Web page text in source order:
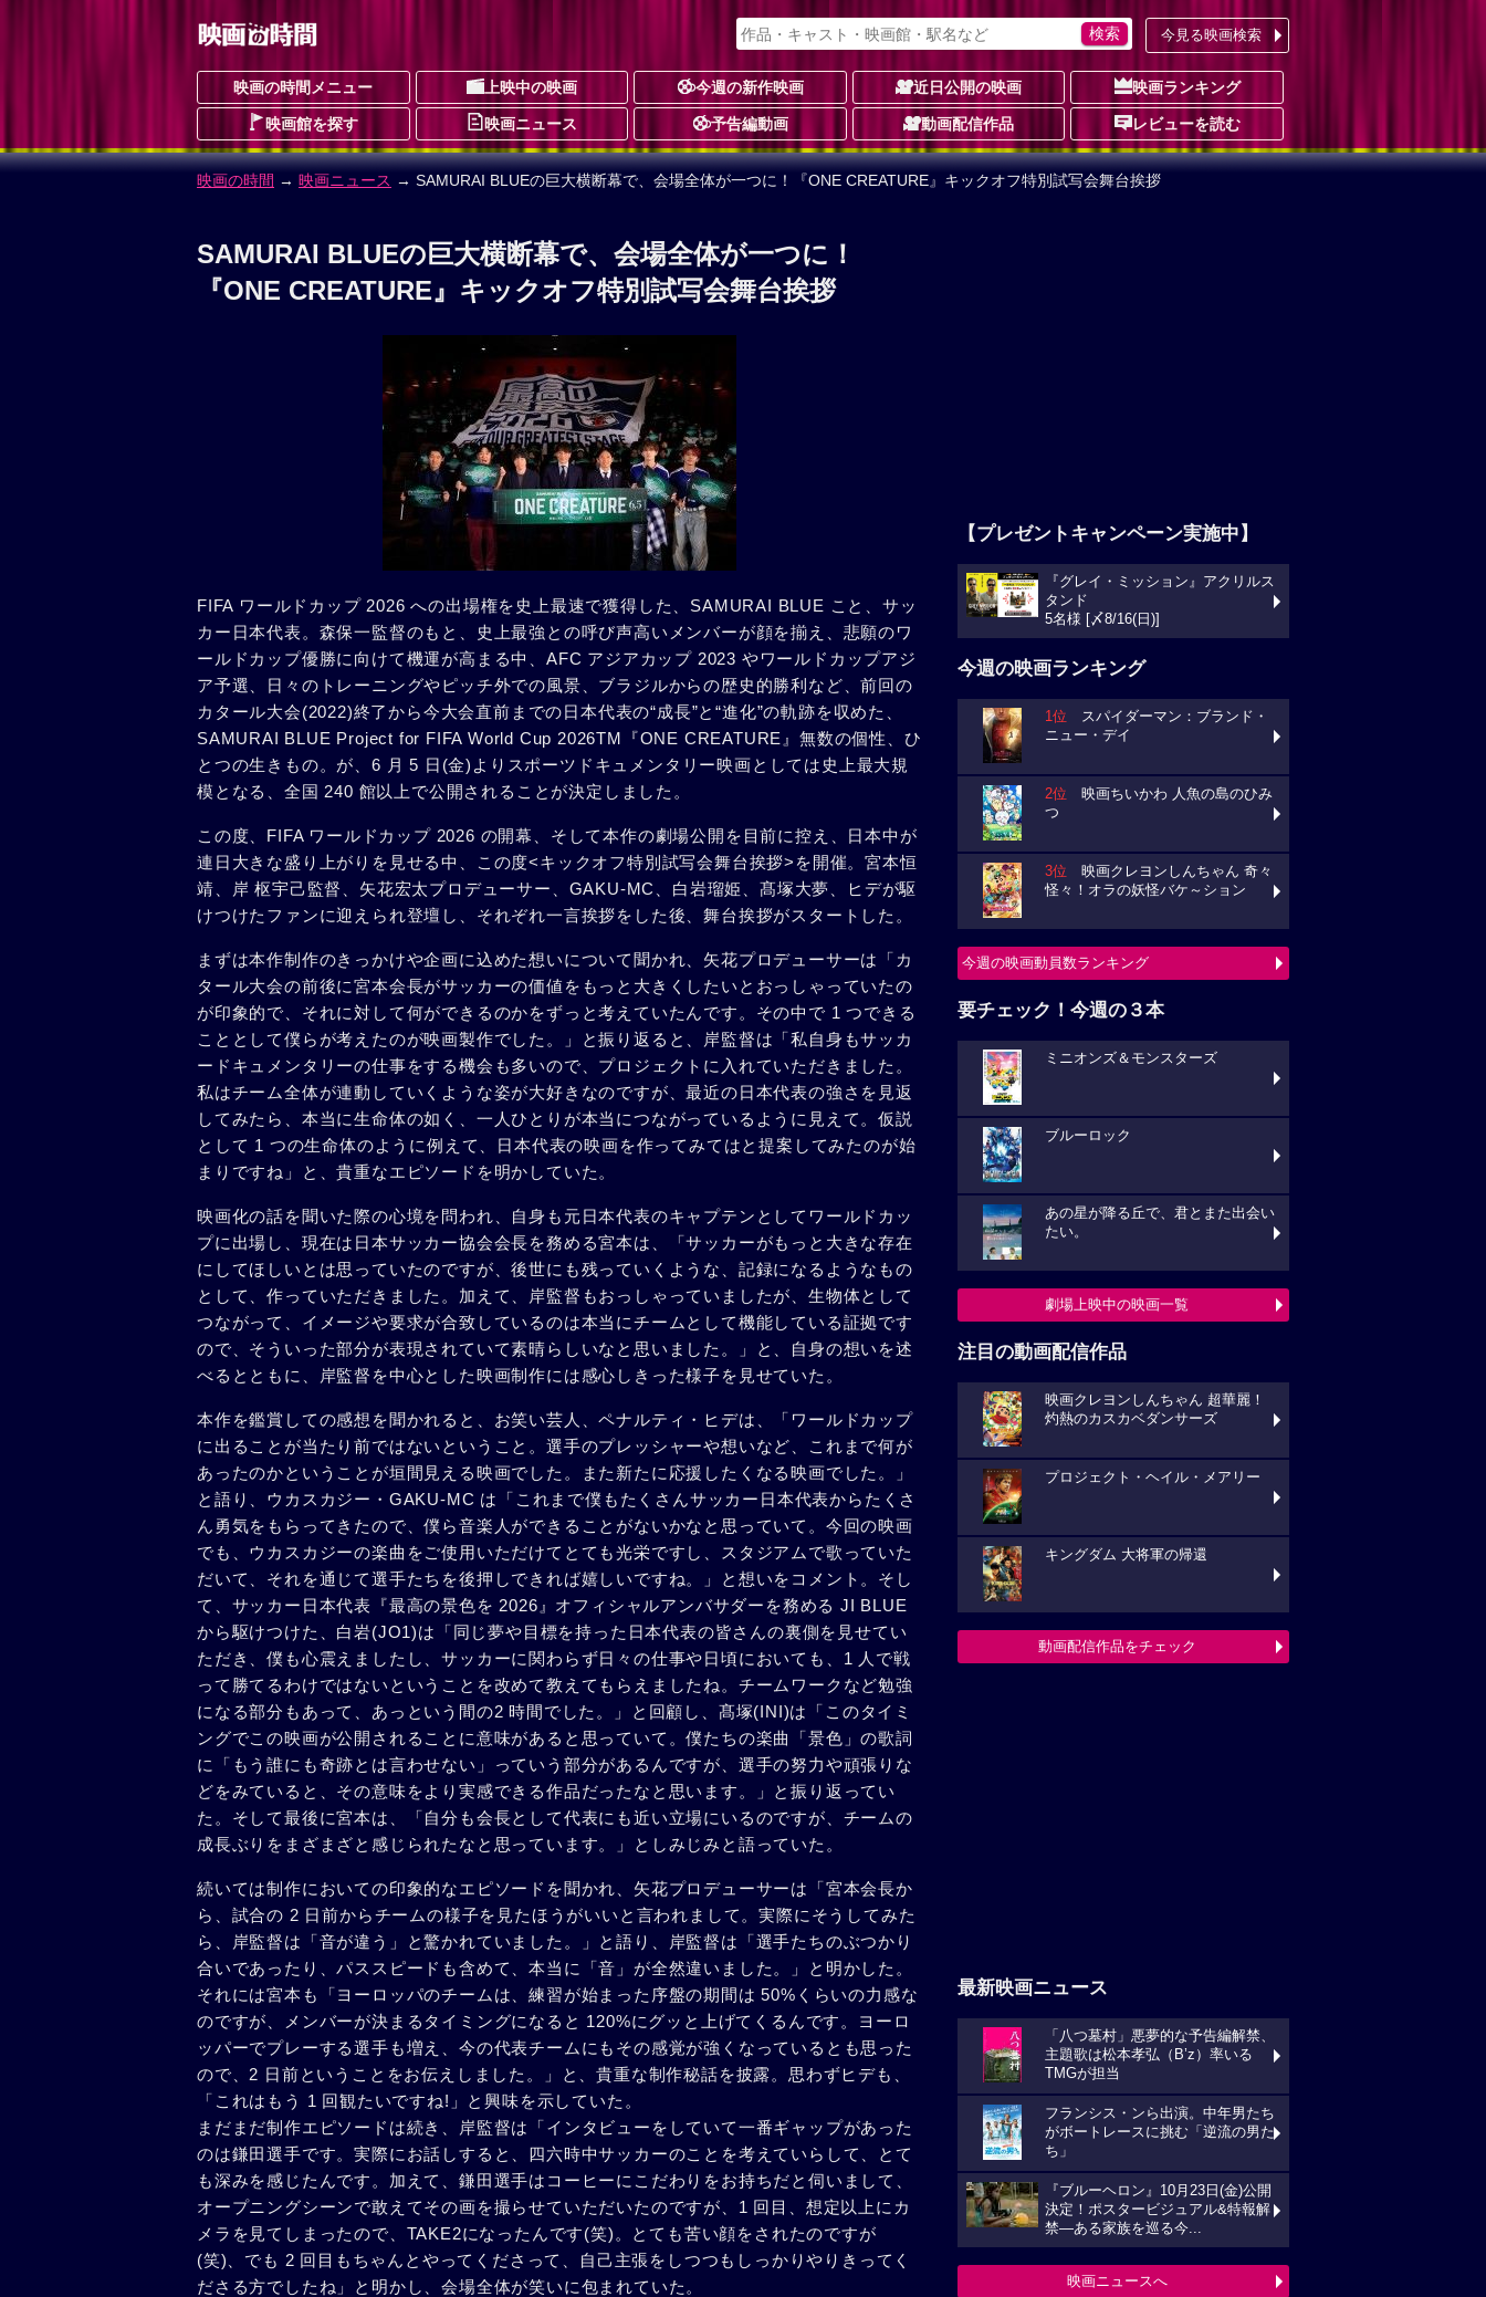
今見る映画検索
映画の時間メニュー 上映中の映画 今週の新作映画 近日公開の映画 映画ランキング
映画館を探す 映画ニュース 予告編動画 動画配信作品 レビューを読む
映画の時間 → 映画ニュース → SAMURAI BLUEの巨大横断幕で、会場全体が一つに！『ONE CREATURE』キックオフ特別試写会舞台挨拶
SAMURAI BLUEの巨大横断幕で、会場全体が一つに！
『ONE CREATURE』キックオフ特別試写会舞台挨拶
FIFA ワールドカップ 2026 への出場権を史上最速で獲得した、SAMURAI BLUE こと、サッ
カー日本代表。森保一監督のもと、史上最強との呼び声高いメンバーが顔を揃え、悲願のワ
ールドカップ優勝に向けて機運が高まる中、AFC アジアカップ 2023 やワールドカップアジ
ア予選、日々のトレーニングやピッチ外での風景、ブラジルからの歴史的勝利など、前回の
カタール大会(2022)終了から今大会直前までの日本代表の“成⻑”と“進化”の軌跡を収めた、
SAMURAI BLUE Project for FIFA World Cup 2026TM『ONE CREATURE』無数の個性、ひ
とつの生きもの。が、6 月 5 日(金)よりスポーツドキュメンタリー映画としては史上最大規
模となる、全国 240 館以上で公開されることが決定しました。
この度、FIFA ワールドカップ 2026 の開幕、そして本作の劇場公開を目前に控え、日本中が
連日大きな盛り上がりを見せる中、この度<キックオフ特別試写会舞台挨拶>を開催。宮本恒
靖、岸 枢宇己監督、矢花宏太プロデューサー、GAKU-MC、白岩瑠姫、髙塚大夢、ヒデが駆
けつけたファンに迎えられ登壇し、それぞれ一言挨拶をした後、舞台挨拶がスタートした。
まずは本作制作のきっかけや企画に込めた想いについて聞かれ、矢花プロデューサーは「カ
タール大会の前後に宮本会⻑がサッカーの価値をもっと大きくしたいとおっしゃっていたの
が印象的で、それに対して何ができるのかをずっと考えていたんです。その中で 1 つできる
こととして僕らが考えたのが映画製作でした。」と振り返ると、岸監督は「私自身もサッカ
ードキュメンタリーの仕事をする機会も多いので、プロジェクトに入れていただきました。
私はチーム全体が連動していくような姿が大好きなのですが、最近の日本代表の強さを見返
してみたら、本当に生命体の如く、一人ひとりが本当につながっているように見えて。仮説
として 1 つの生命体のように例えて、日本代表の映画を作ってみてはと提案してみたのが始
まりですね」と、貴重なエピソードを明かしていた。
映画化の話を聞いた際の心境を問われ、自身も元日本代表のキャプテンとしてワールドカッ
プに出場し、現在は日本サッカー協会会⻑を務める宮本は、「サッカーがもっと大きな存在
にしてほしいとは思っていたのですが、後世にも残っていくような、記録になるようなもの
として、作っていただきました。加えて、岸監督もおっしゃっていましたが、生物体として
つながって、イメージや要求が合致しているのは本当にチームとして機能している証拠です
ので、そういった部分が表現されていて素晴らしいなと思いました。」と、自身の想いを述
べるとともに、岸監督を中心とした映画制作には感心しきった様子を見せていた。
本作を鑑賞しての感想を聞かれると、お笑い芸人、ペナルティ・ヒデは、「ワールドカップ
に出ることが当たり前ではないということ。選手のプレッシャーや想いなど、これまで何が
あったのかということが垣間見える映画でした。また新たに応援したくなる映画でした。」
と語り、ウカスカジー・GAKU-MC は「これまで僕もたくさんサッカー日本代表からたくさ
ん勇気をもらってきたので、僕ら音楽人ができることがないかなと思っていて。今回の映画
でも、ウカスカジーの楽曲をご使用いただけてとても光栄ですし、スタジアムで歌っていた
だいて、それを通じて選手たちを後押しできれば嬉しいですね。」と想いをコメント。そし
て、サッカー日本代表『最高の景色を 2026』オフィシャルアンバサダーを務める JI BLUE
から駆けつけた、白岩(JO1)は「同じ夢や目標を持った日本代表の皆さんの裏側を見せてい
ただき、僕も心震えましたし、サッカーに関わらず日々の仕事や日頃においても、1 人で戦
って勝てるわけではないということを改めて教えてもらえましたね。チームワークなど勉強
になる部分もあって、あっという間の2 時間でした。」と回顧し、髙塚(INI)は「このタイミ
ングでこの映画が公開されることに意味があると思っていて。僕たちの楽曲「景色」の歌詞
に「もう誰にも奇跡とは言わせない」っていう部分があるんですが、選手の努力や頑張りな
どをみていると、その意味をより実感できる作品だったなと思います。」と振り返ってい
た。そして最後に宮本は、「自分も会⻑として代表にも近い立場にいるのですが、チームの
成⻑ぶりをまざまざと感じられたなと思っています。」としみじみと語っていた。
続いては制作においての印象的なエピソードを聞かれ、矢花プロデューサーは「宮本会⻑か
ら、試合の 2 日前からチームの様子を見たほうがいいと言われまして。実際にそうしてみた
ら、岸監督は「音が違う」と驚かれていました。」と語り、岸監督は「選手たちのぶつかり
合いであったり、パススピードも含めて、本当に「音」が全然違いました。」と明かした。
それには宮本も「ヨーロッパのチームは、練習が始まった序盤の期間は 50%くらいの力感な
のですが、メンバーが決まるタイミングになると 120%にグッと上げてくるんです。ヨーロ
ッパーでプレーする選手も増え、今の代表チームにもその感覚が強くなっているとも思った
ので、2 日前ということをお伝えしました。」と、貴重な制作秘話を披露。思わずヒデも、
「これはもう 1 回観たいですね!」と興味を示していた。
まだまだ制作エピソードは続き、岸監督は「インタビューをしていて一番ギャップがあった
のは鎌田選手です。実際にお話しすると、四六時中サッカーのことを考えていらして、とて
も深みを感じたんです。加えて、鎌田選手はコーヒーにこだわりをお持ちだと伺いまして、
オープニングシーンで敢えてその画を撮らせていただいたのですが、1 回目、想定以上にカ
メラを見てしまったので、TAKE2になったんです(笑)。とても苦い顔をされたのですが
(笑)、でも 2 回目もちゃんとやってくださって、自己主張をしつつもしっかりやりきってく
ださる方でしたね」と明かし、会場全体が笑いに包まれていた。
【プレゼントキャンペーン実施中】
『グレイ・ミッション』アクリルス
タンド
5名様 [〆8/16(日)]
今週の映画ランキング
1位 スパイダーマン：ブランド・
ニュー・デイ
2位 映画ちいかわ 人魚の島のひみ
つ
3位 映画クレヨンしんちゃん 奇々
怪々！オラの妖怪バケ～ション
今週の映画動員数ランキング
要チェック！今週の３本
ミニオンズ＆モンスターズ
ブルーロック
あの星が降る丘で、君とまた出会い
たい。
劇場上映中の映画一覧
注目の動画配信作品
映画クレヨンしんちゃん 超華麗！
灼熱のカスカベダンサーズ
プロジェクト・ヘイル・メアリー
キングダム 大将軍の帰還
動画配信作品をチェック
最新映画ニュース
「八つ墓村」悪夢的な予告編解禁、
主題歌は松本孝弘（B’z）率いる
TMGが担当
フランシス・ンら出演。中年男たち
がボートレースに挑む「逆流の男た
ち」
『ブルーヘロン』10月23日(金)公開
決定！ポスタービジュアル&特報解
禁―ある家族を巡る今...
映画ニュースへ